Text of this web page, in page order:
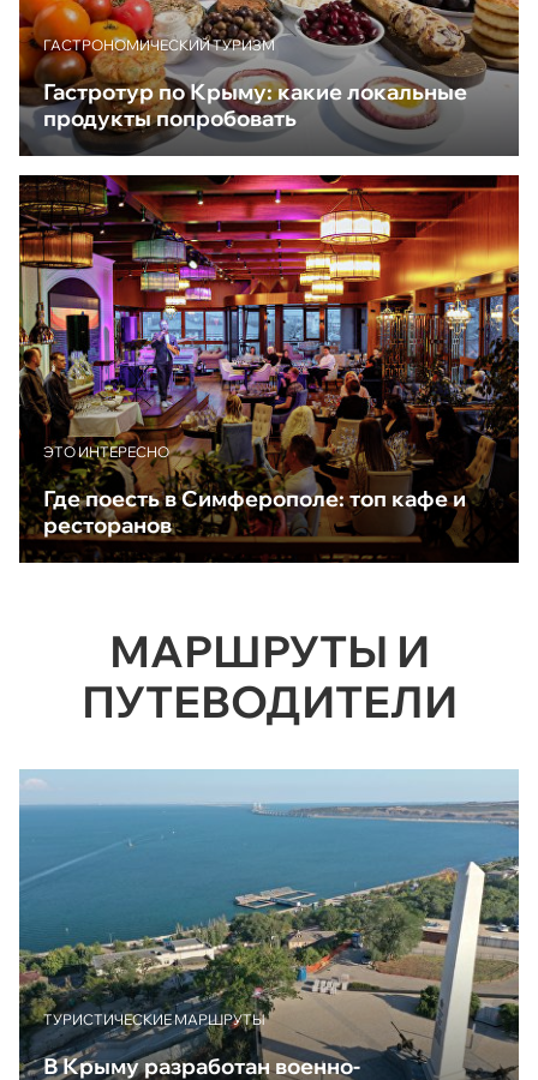
ГАСТРОНОМИЧЕСКИЙ ТУРИЗМ
Гастротур по Крыму: какие локальные
продукты попробовать
ЭТО ИНТЕРЕСНО
Где поесть в Симферополе: топ кафе и
ресторанов
МАРШРУТЫ И
ПУТЕВОДИТЕЛИ
ТУРИСТИЧЕСКИЕ МАРШРУТЫ
В Крыму разработан военно-